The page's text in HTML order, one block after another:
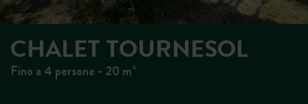
CHALET TOURNESOL
Fino a 4 persone - 20 m²